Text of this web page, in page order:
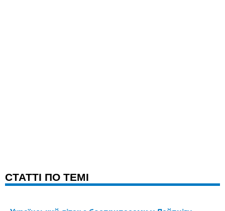
CТАТТІ ПО ТЕМІ